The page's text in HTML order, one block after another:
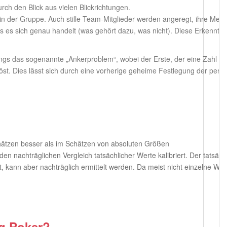
den Blick aus vielen Blickrichtungen.
der Gruppe. Auch stille Team-Mitglieder werden angeregt, ihre
es sich genau handelt (was gehört dazu, was nicht). Diese
das sogenannte „Ankerproblem“, wobei der Erste, der eine Zahl
Dies lässt sich durch eine vorherige geheime Festlegung der
besser als im Schätzen von absoluten Größen
nachträglichen Vergleich tatsächlicher Werte kalibriert. Der
kann aber nachträglich ermittelt werden. Da meist nicht einzelne